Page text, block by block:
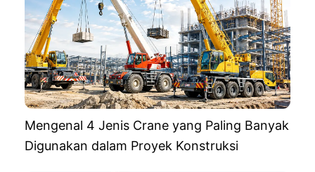
Mengenal 4 Jenis Crane yang Paling Banyak
Digunakan dalam Proyek Konstruksi